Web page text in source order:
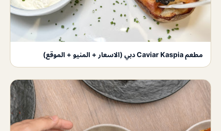
مطعم Caviar Kaspia دبي (الاسعار + المنيو + الموقع)